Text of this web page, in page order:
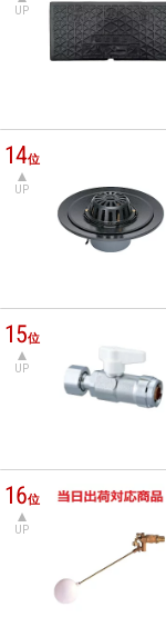
UP
14位
UP
15位
UP
16位
UP